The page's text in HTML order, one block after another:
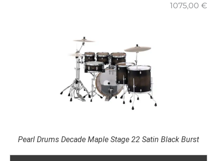
1075,00 €
Pearl Drums Decade Maple Stage 22 Satin Black Burst